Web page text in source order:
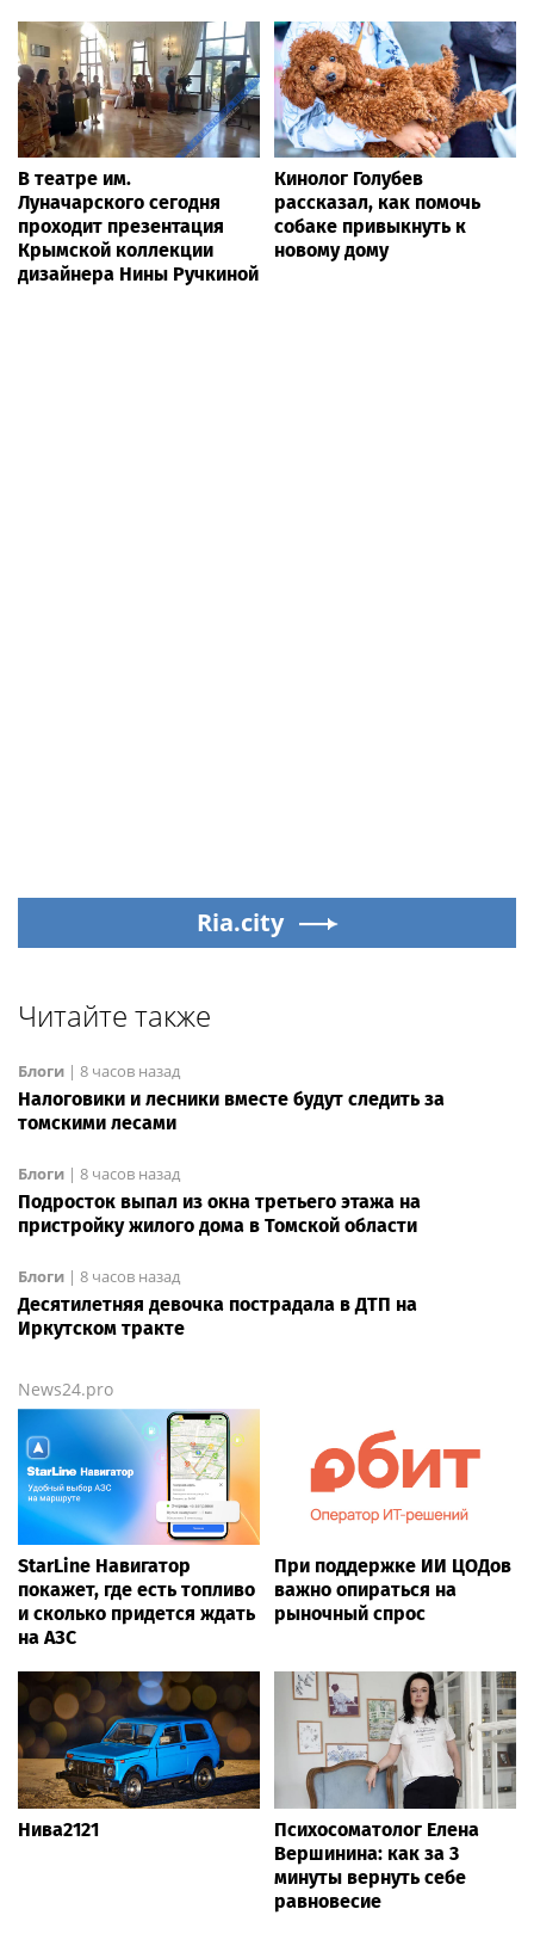
В театре им.
Луначарского сегодня
проходит презентация
Крымской коллекции
дизайнера Нины Ручкиной
Кинолог Голубев
рассказал, как помочь
собаке привыкнуть к
новому дому
Ria.city
Читайте также
Блоги | 8 часов назад
Налоговики и лесники вместе будут следить за
томскими лесами
Блоги | 8 часов назад
Подросток выпал из окна третьего этажа на
пристройку жилого дома в Томской области
Блоги | 8 часов назад
Десятилетняя девочка пострадала в ДТП на
Иркутском тракте
News24.pro
StarLine Навигатор
покажет, где есть топливо
и сколько придется ждать
на АЗС
При поддержке ИИ ЦОДов
важно опираться на
рыночный спрос
Нива2121
Психосоматолог Елена
Вершинина: как за 3
минуты вернуть себе
равновесие